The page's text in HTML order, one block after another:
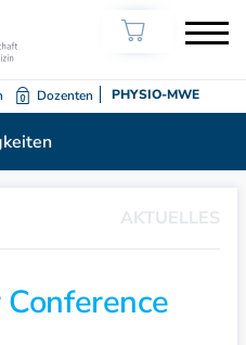
Dozenten PHYSIO-MWE
AKTUELLES